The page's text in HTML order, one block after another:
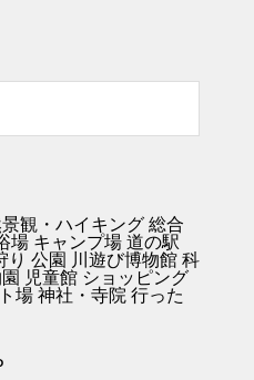
景観・ハイキング 総合
場 キャンプ場 道の駅
り 公園 川遊び博物館 科
児童館 ショッピング
場 神社・寺院 行った